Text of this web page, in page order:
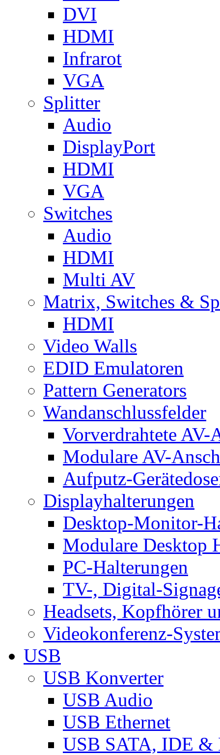
DVI
HDMI
Infrarot
VGA
Splitter
Audio
DisplayPort
HDMI
VGA
Switches
Audio
HDMI
Multi AV
Matrix, Switches &
HDMI
Video Walls
EDID Emulatoren
Pattern Generators
Wandanschlussfelder
Vorverdrahtete AV-
Modulare AV-
Aufputz-
Displayhalterungen
Desktop-Monitor-
Modulare Desktop
PC-Halterungen
TV-, Digital-
Headsets, Kopfhörer
Videokonferenz-
USB
USB Konverter
USB Audio
USB Ethernet
USB SATA, IDE &